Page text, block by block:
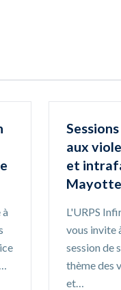
à
aux
et
Mayotte
L'URPS
vous invite
session de
thème des
et…